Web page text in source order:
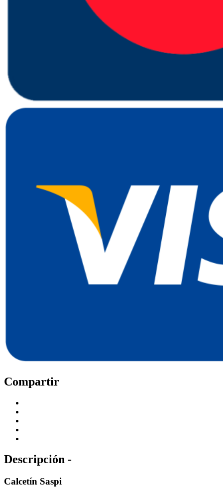
Compartir
Descripción -
Calcetín Saspi